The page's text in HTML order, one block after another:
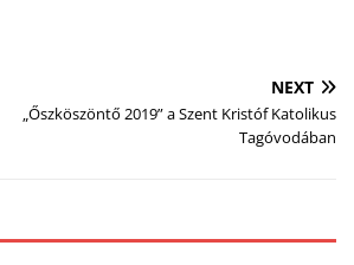
NEXT
„Őszköszöntő 2019” a Szent Kristóf Katolikus
Tagóvodában